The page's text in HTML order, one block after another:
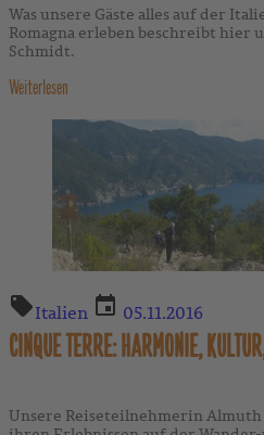
Was unsere Gäste alles auf der
Romagna erleben beschreibt hier
Schmidt.
Weiterlesen
Italien 05.11.2016
CINQUE TERRE: HARMONIE,
Unsere Reiseteilnehmerin